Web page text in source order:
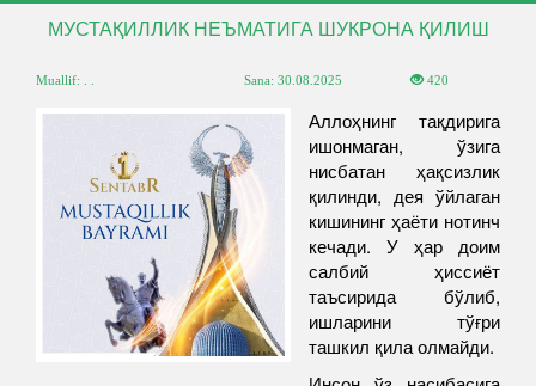
МУСТАҚИЛЛИК НЕЪМАТИГА ШУКРОНА ҚИЛИШ
Muallif: . . Sana:30.08.2025 420
Аллоҳнинг тақдирига
ишонмаган, ўзига
нисбатан ҳақсизлик
қилинди, дея ўйлаган
кишининг ҳаёти нотинч
кечади. У ҳар доим
салбий ҳиссиёт
таъсирида бўлиб,
ишларини тўғри
ташкил қила олмайди.